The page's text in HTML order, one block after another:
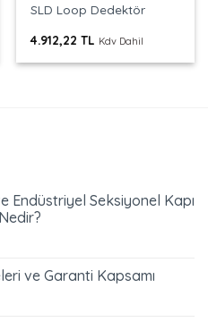
SLD Loop Dedektör
4.912,22TL Kdv Dahil
Endüstriyel Seksiyonel Kapı
ve Garanti Kapsamı